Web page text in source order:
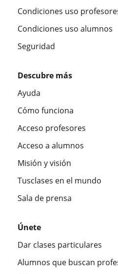
Condiciones uso
Condiciones uso alumnos
Seguridad
Descubre más
Ayuda
Cómo funciona
Acceso profesores
Acceso a alumnos
Misión y visión
Tusclases en el mundo
Sala de prensa
Únete
Dar clases particulares
Alumnos que buscan